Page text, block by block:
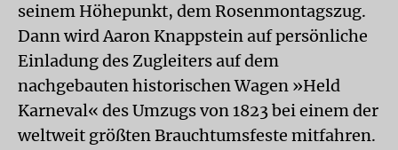
seinem Höhepunkt, dem Rosenmontagszug.
Dann wird Aaron Knappstein auf persönliche
Einladung des Zugleiters auf dem
nachgebauten historischen Wagen »Held
Karneval« des Umzugs von 1823 bei einem der
weltweit größten Brauchtumsfeste mitfahren.